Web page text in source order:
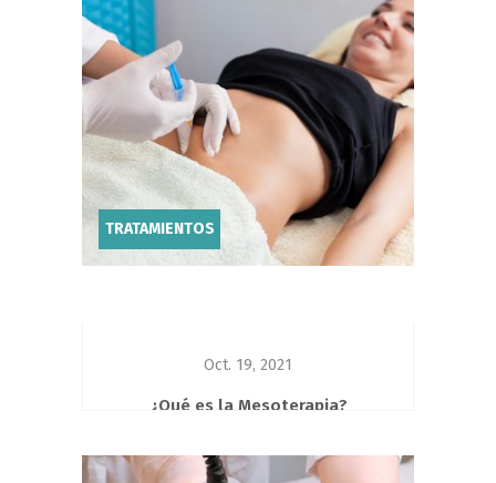
TRATAMIENTOS
Oct. 19, 2021
¿Qué es la Mesoterapia?
técnica perteneciente a la medicina